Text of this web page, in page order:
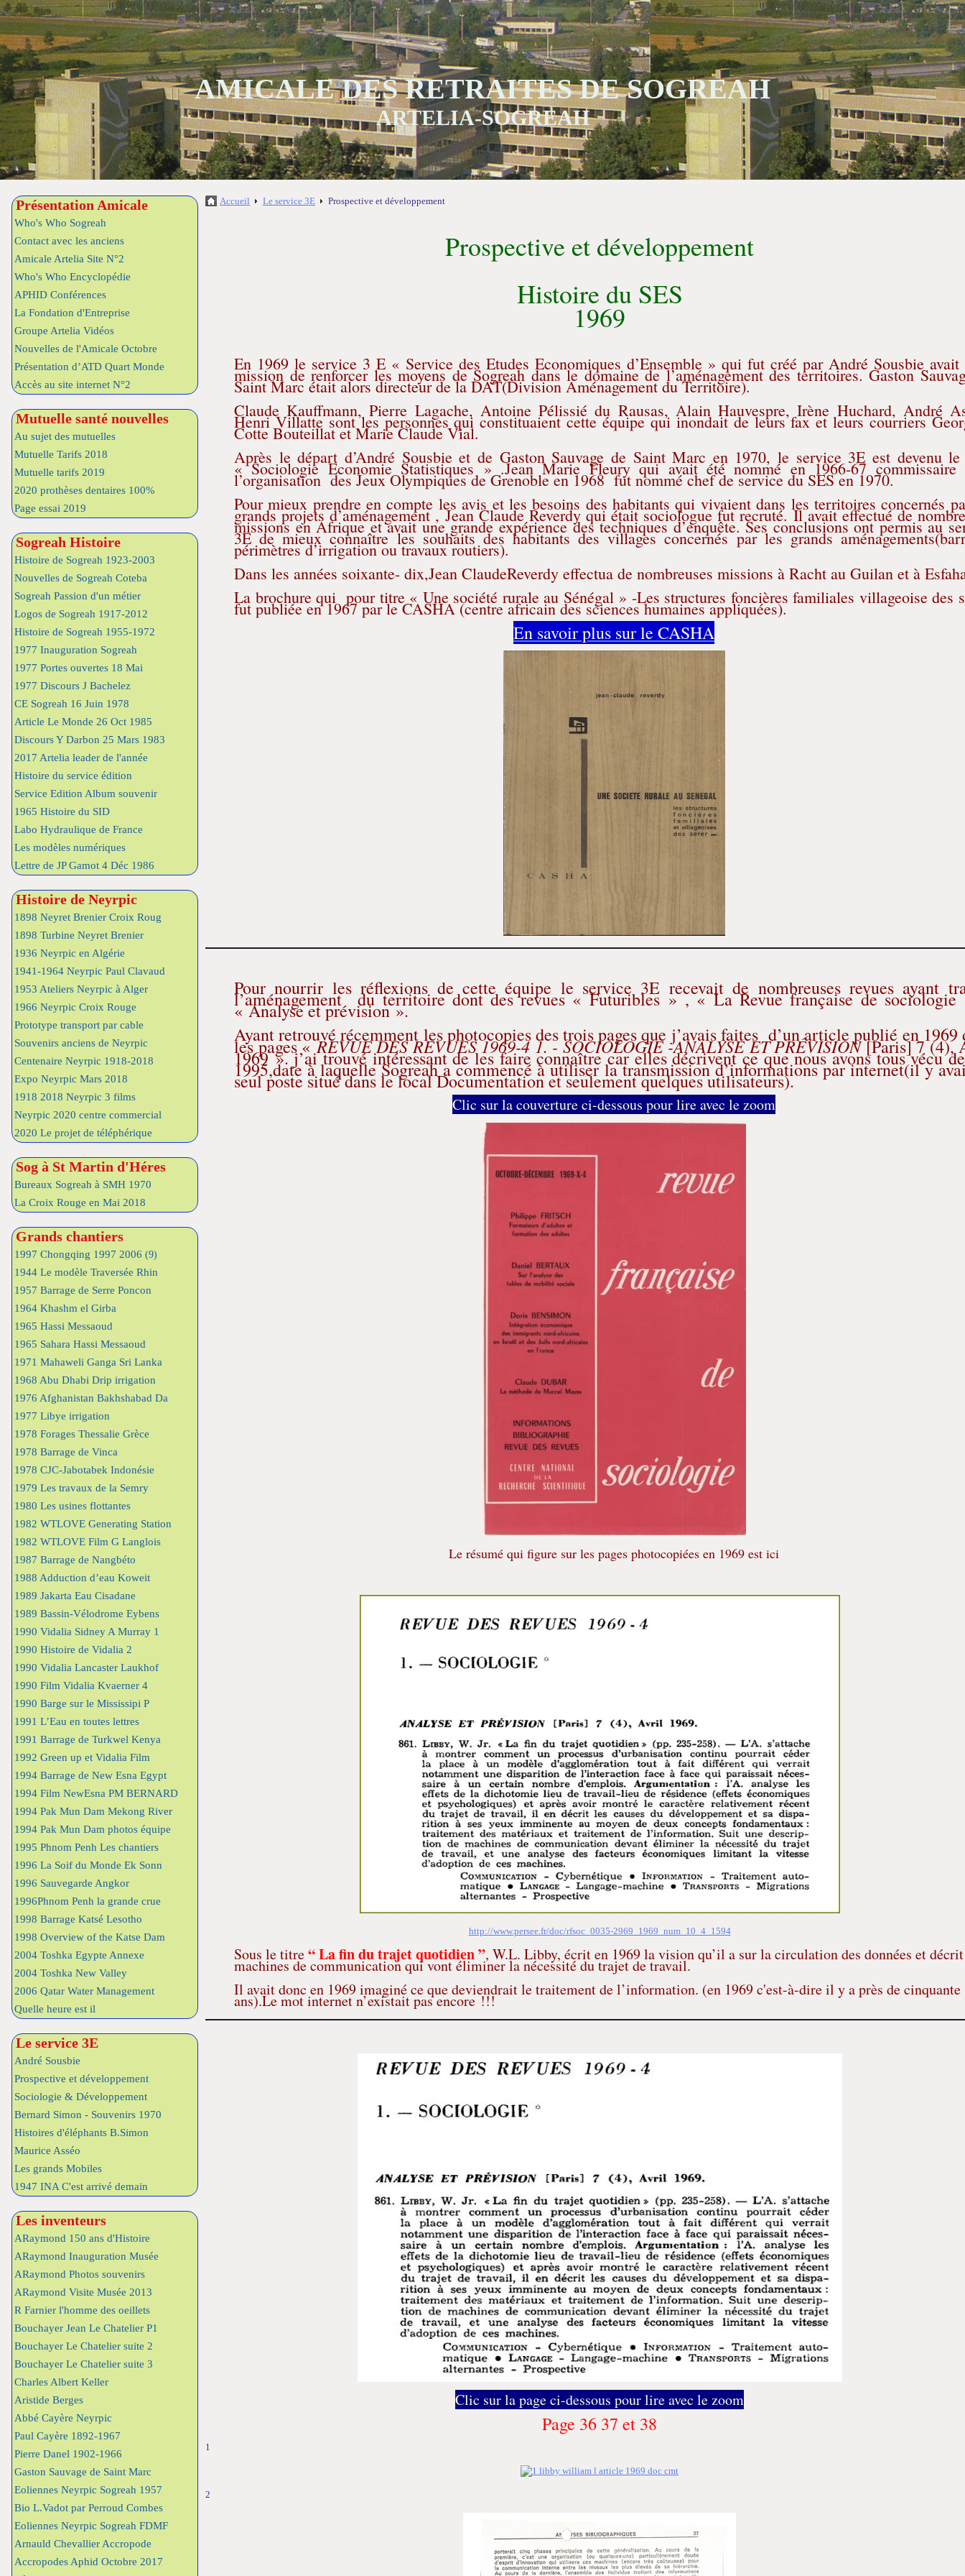
AMICALE DES RETRAITES DE SOGREAH
ARTELIA-SOGREAH
Présentation Amicale
Who's Who Sogreah
Contact avec les anciens
Amicale Artelia Site N°2
Who's Who Encyclopédie
APHID Conférences
La Fondation d'Entreprise
Groupe Artelia Vidéos
Nouvelles de l'Amicale Octobre
Présentation d’ATD Quart Monde
Accès au site internet N°2
Mutuelle santé nouvelles
Au sujet des mutuelles
Mutuelle Tarifs 2018
Mutuelle tarifs 2019
2020 prothèses dentaires 100%
Page essai 2019
Sogreah Histoire
Histoire de Sogreah 1923-2003
Nouvelles de Sogreah Coteba
Sogreah Passion d'un métier
Logos de Sogreah 1917-2012
Histoire de Sogreah 1955-1972
1977 Inauguration Sogreah
1977 Portes ouvertes 18 Mai
1977 Discours J Bachelez
CE Sogreah 16 Juin 1978
Article Le Monde 26 Oct 1985
Discours Y Darbon 25 Mars 1983
2017 Artelia leader de l'année
Histoire du service édition
Service Edition Album souvenir
1965 Histoire du SID
Labo Hydraulique de France
Les modèles numériques
Lettre de JP Gamot 4 Déc 1986
Histoire de Neyrpic
1898 Neyret Brenier Croix Roug
1898 Turbine Neyret Brenier
1936 Neyrpic en Algérie
1941-1964 Neyrpic Paul Clavaud
1953 Ateliers Neyrpic à Alger
1966 Neyrpic Croix Rouge
Prototype transport par cable
Souvenirs anciens de Neyrpic
Centenaire Neyrpic 1918-2018
Expo Neyrpic Mars 2018
1918 2018 Neyrpic 3 films
Neyrpic 2020 centre commercial
2020 Le projet de téléphérique
Sog à St Martin d'Héres
Bureaux Sogreah à SMH 1970
La Croix Rouge en Mai 2018
Grands chantiers
1997 Chongqing 1997 2006 (9)
1944 Le modèle Traversée Rhin
1957 Barrage de Serre Poncon
1964 Khashm el Girba
1965 Hassi Messaoud
1965 Sahara Hassi Messaoud
1971 Mahaweli Ganga Sri Lanka
1968 Abu Dhabi Drip irrigation
1976 Afghanistan Bakhshabad Da
1977 Libye irrigation
1978 Forages Thessalie Grèce
1978 Barrage de Vinca
1978 CJC-Jabotabek Indonésie
1979 Les travaux de la Semry
1980 Les usines flottantes
1982 WTLOVE Generating Station
1982 WTLOVE Film G Langlois
1987 Barrage de Nangbéto
1988 Adduction d’eau Koweit
1989 Jakarta Eau Cisadane
1989 Bassin-Vélodrome Eybens
1990 Vidalia Sidney A Murray 1
1990 Histoire de Vidalia 2
1990 Vidalia Lancaster Laukhof
1990 Film Vidalia Kvaerner 4
1990 Barge sur le Mississipi P
1991 L’Eau en toutes lettres
1991 Barrage de Turkwel Kenya
1992 Green up et Vidalia Film
1994 Barrage de New Esna Egypt
1994 Film NewEsna PM BERNARD
1994 Pak Mun Dam Mekong River
1994 Pak Mun Dam photos équipe
1995 Phnom Penh Les chantiers
1996 La Soif du Monde Ek Sonn
1996 Sauvegarde Angkor
1996Phnom Penh la grande crue
1998 Barrage Katsé Lesotho
1998 Overview of the Katse Dam
2004 Toshka Egypte Annexe
2004 Toshka New Valley
2006 Qatar Water Management
Quelle heure est il
Le service 3E
André Sousbie
Prospective et développement
Sociologie & Développement
Bernard Simon - Souvenirs 1970
Histoires d'éléphants B.Simon
Maurice Asséo
Les grands Mobiles
1947 INA C'est arrivé demain
Les inventeurs
ARaymond 150 ans d'Histoire
ARaymond Inauguration Musée
ARaymond Photos souvenirs
ARaymond Visite Musée 2013
R Farnier l'homme des oeillets
Bouchayer Jean Le Chatelier P1
Bouchayer Le Chatelier suite 2
Bouchayer Le Chatelier suite 3
Charles Albert Keller
Aristide Berges
Abbé Cayère Neyrpic
Paul Cayère 1892-1967
Pierre Danel 1902-1966
Gaston Sauvage de Saint Marc
Eoliennes Neyrpic Sogreah 1957
Bio L.Vadot par Perroud Combes
Eoliennes Neyrpic Sogreah FDMF
Arnauld Chevallier Accropode
Accropodes Aphid Octobre 2017
Accueil Le service 3E Prospective et développement
Prospective et développement
Histoire du SES
1969
En 1969 le service 3 E « Service des Etudes Economiques d’Ensemble » qui fut créé par André Sousbie avait
mission de renforcer les moyens de Sogreah dans le domaine de l’aménagement des territoires. Gaston
Saint Marc était alors directeur de la DAT(Division Aménagement du Territoire).
Claude Kauffmann, Pierre Lagache, Antoine Pélissié du Rausas, Alain Hauvespre, Irène Huchard, André
Henri Villatte sont les personnes qui constituaient cette équipe qui inondait de leurs fax et leurs courriers
Cotte Bouteillat et Marie Claude Vial.
Après le départ d’André Sousbie et de Gaston Sauvage de Saint Marc en 1970, le service 3E est devenu le
« Sociologie Economie Statistiques » .Jean Marie Fleury qui avait été nommé en 1966-67 commissaire
l’organisation des Jeux Olympiques de Grenoble en 1968 fut nommé chef de service du SES en 1970.
Pour mieux prendre en compte les avis et les besoins des habitants qui vivaient dans les territoires concernés
grands projets d’aménagement , Jean Claude Reverdy qui était sociologue fut recruté. Il avait effectué de
missions en Afrique et avait une grande expérience des techniques d’enquête. Ses conclusions ont permis au
3E de mieux connaître les souhaits des habitants des villages concernés par les grands
périmètres d’irrigation ou travaux routiers).
Dans les années soixante- dix,Jean ClaudeReverdy effectua de nombreuses missions à Racht au Guilan et à
La brochure qui pour titre « Une société rurale au Sénégal » -Les structures foncières familiales villageoise des
fut publiée en 1967 par le CASHA (centre africain des sciences humaines appliquées).
En savoir plus sur le CASHA
Pour nourrir les réflexions de cette équipe le service 3E recevait de nombreuses revues ayant
l’aménagement du territoire dont des revues « Futuribles » , « La Revue française de
« Analyse et prévision ».
Ayant retrouvé récemment les photocopies des trois pages que j’avais faites d’un article publié en 1969
les pages «REVUE DES REVUES 1969-4 1. - SOCIOLOGIE -ANALYSE ET PRÉVISION[Paris] 7 (4),
1969 ». j’ai trouvé intéressant de les faire connaître car elles décrivent ce que nous avons tous vécu
1995,date à laquelle Sogreah a commencé à utiliser la transmission d’informations par internet(il y
seul poste situé dans le local Documentation et seulement quelques utilisateurs).
Clic sur la couverture ci-dessous pour lire avec le zoom
Le résumé qui figure sur les pages photocopiées en 1969 est ici
http://www.persee.fr/doc/rfsoc_0035-2969_1969_num_10_4_1594
Sous le titre“ La fin du trajet quotidien ”, W.L. Libby, écrit en 1969 la vision qu’il a sur la circulation des données et
machines de communication qui vont éliminer la nécessité du trajet de travail.
Il avait donc en 1969 imaginé ce que deviendrait le traitement de l’information. (en 1969 c'est-à-dire il y a près de cinquante
ans).Le mot internet n’existait pas encore !!!
Clic sur la page ci-dessous pour lire avec le zoom
Page 36 37 et 38
1
2